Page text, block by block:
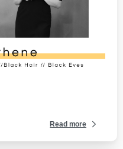
Read more